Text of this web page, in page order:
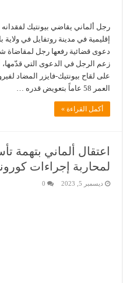
رجل ألماني يقاضي بيونتيك
إقليمية في مدينة روتفايل في ولاية
دعوى قضائية رفعها رجل لمقاضاة
زعم الرجل في الدعوى التي
على لقاح بيونتيك-فايزر المضاد
العمر 58 عاماً بتعويض قدره …
أكمل القراءة »
اعتقال ألماني
لمحاربة إجراءات
ديسمبر 5, 2023 0